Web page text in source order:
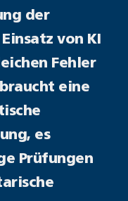
der
von KI
Fehler
eine
es
Prüfungen